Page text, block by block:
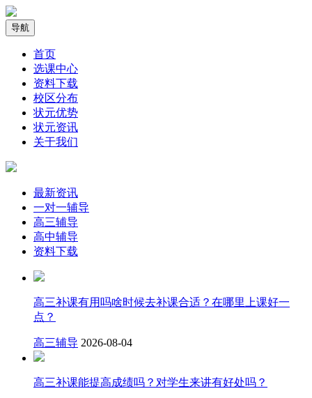
导航
首页
选课中心
资料下载
校区分布
状元优势
状元资讯
关于我们
最新资讯
一对一辅导
高三辅导
高中辅导
资料下载
高三补课有用吗啥时候去补课合适？在哪里上课好一
点？
高三辅导 2026-08-04
高三补课能提高成绩吗？对学生来讲有好处吗？